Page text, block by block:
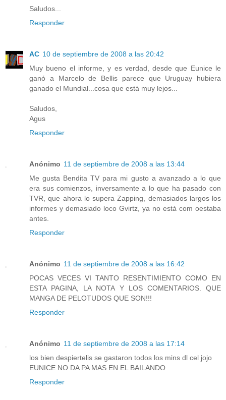
Saludos...
Responder
AC 10 de septiembre de 2008 a las 20:42
Muy bueno el informe, y es verdad, desde que Eunice le
ganó a Marcelo de Bellis parece que Uruguay hubiera
ganado el Mundial...cosa que está muy lejos...
Saludos,
Agus
Responder
Anónimo 11 de septiembre de 2008 a las 13:44
Me gusta Bendita TV para mi gusto a avanzado a lo que
era sus comienzos, inversamente a lo que ha pasado con
TVR, que ahora lo supera Zapping, demasiados largos los
informes y demasiado loco Gvirtz, ya no está com oestaba
antes.
Responder
Anónimo 11 de septiembre de 2008 a las 16:42
POCAS VECES VI TANTO RESENTIMIENTO COMO EN
ESTA PAGINA, LA NOTA Y LOS COMENTARIOS. QUE
MANGA DE PELOTUDOS QUE SON!!!
Responder
Anónimo 11 de septiembre de 2008 a las 17:14
los bien despiertelis se gastaron todos los mins dl cel jojo
EUNICE NO DA PA MAS EN EL BAILANDO
Responder